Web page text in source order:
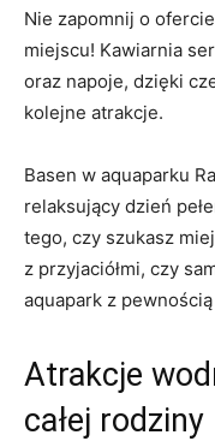
Nie zapomnij o
miejscu! Kawiarnia
oraz napoje, dzięki
kolejne atrakcje.
Basen w aquaparku
relaksujący dzień
tego, czy szukasz
z przyjaciółmi, czy
aquapark z
Atrakcje
całej rodziny